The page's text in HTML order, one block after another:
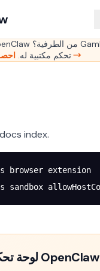
تحكم مكتبية له.احصل على وصول مبكر →
index.
browser extension
sandbox
لوحة تحكم مكتبية لـ OpenClaw